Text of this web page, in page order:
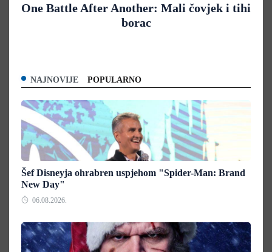
One Battle After Another: Mali čovjek i tihi
borac
NAJNOVIJE POPULARNO
Šef Disneyja ohrabren uspjehom "Spider-Man: Brand
New Day"
06.08.2026.